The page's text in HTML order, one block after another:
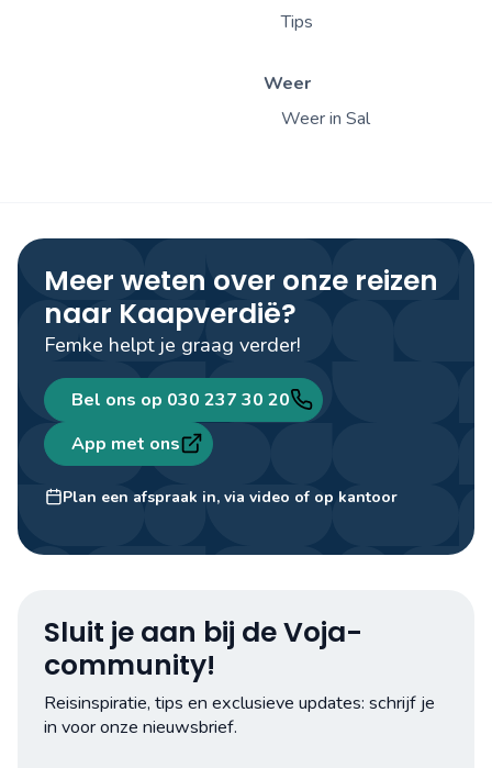
Tips
Weer
Weer in Sal
Meer weten over onze reizen
naar Kaapverdië?
Femke helpt je graag verder!
Bel ons op 030 237 30 20
App met ons
Plan een afspraak in, via video of op kantoor
Femke
Travel designer
Sluit je aan bij de Voja-
community!
Reisinspiratie, tips en exclusieve updates: schrijf je
in voor onze nieuwsbrief.